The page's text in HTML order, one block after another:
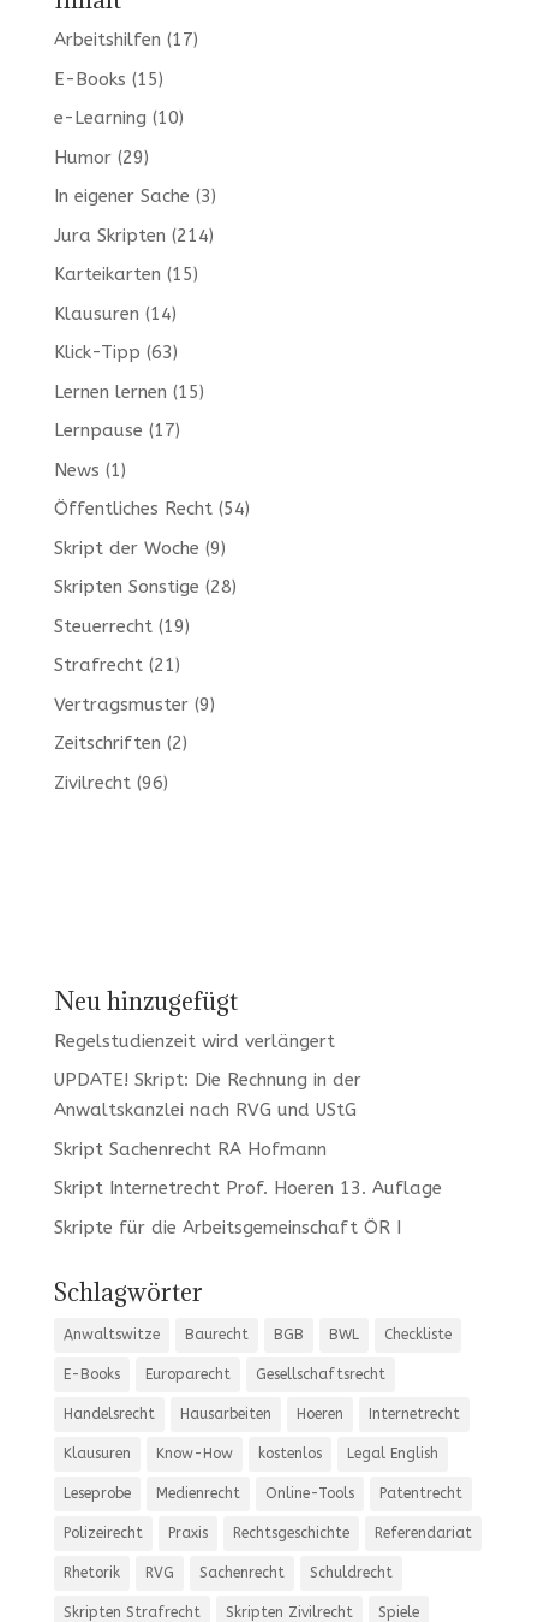
Arbeitshilfen (17)
E-Books (15)
e-Learning (10)
Humor(29)
In eigener Sache (3)
Jura Skripten (214)
Karteikarten (15)
Klausuren (14)
Klick-Tipp (63)
Lernen lernen (15)
Lernpause (17)
News (1)
Öffentliches Recht(54)
Skript der Woche (9)
Skripten Sonstige (28)
Steuerrecht(19)
Strafrecht(21)
Vertragsmuster(9)
Zeitschriften (2)
Zivilrecht(96)
Neu hinzugefügt
Regelstudienzeit wird verlängert
UPDATE! Skript: Die Rechnung in der
Anwaltskanzlei nach RVG und UStG
Skript Sachenrecht RA Hofmann
Skript Internetrecht Prof. Hoeren 13. Auflage
Skripte für die Arbeitsgemeinschaft ÖR I
Schlagwörter
Anwaltswitze Baurecht BGB BWL Checkliste
E-Books Europarecht Gesellschaftsrecht
Handelsrecht Hausarbeiten Hoeren Internetrecht
Klausuren Know-How kostenlos Legal English
Leseprobe Medienrecht Online-Tools Patentrecht
Polizeirecht Praxis Rechtsgeschichte Referendariat
Rhetorik RVG Sachenrecht Schuldrecht
Skripten Strafrecht Skripten Zivilrecht Spiele